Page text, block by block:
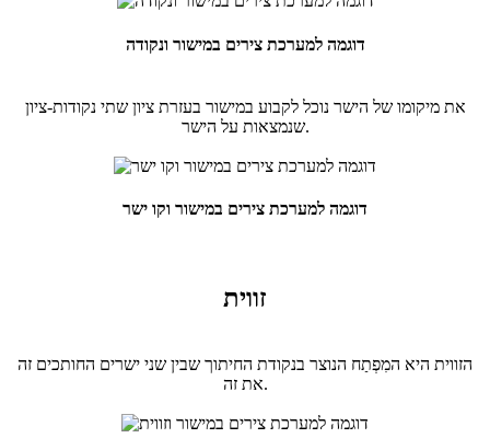
דוגמה למערכת צירים במישור ונקודה
את מיקומו של הישר נוכל לקבוע במישור בעזרת ציון שתי נקודות-ציון
שנמצאות על הישר.
דוגמה למערכת צירים במישור וקו ישר
זווית
הזווית היא המִפְתַח הנוצר בנקודת החיתוך שבין שני ישרים החותכים זה
את זה.